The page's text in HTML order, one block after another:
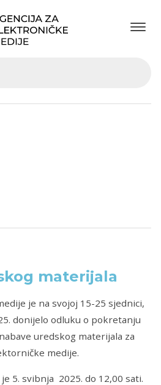
materijala
je na svojoj 15-25 sjednici,
donijelo odluku o pokretanju
uredskog materijala za
medije.
5. svibnja 2025. do 12,00 sati.